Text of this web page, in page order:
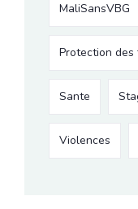
MaliSansVBG
Protection
Sante
Violences